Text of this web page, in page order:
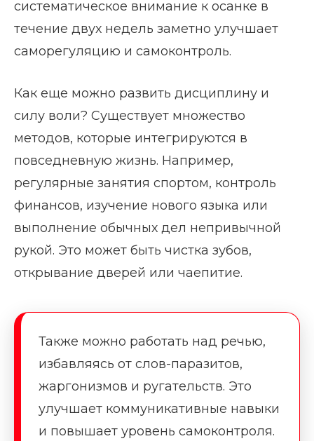
систематическое внимание к осанке в
течение двух недель заметно улучшает
саморегуляцию и самоконтроль.
Как еще можно развить дисциплину и
силу воли? Существует множество
методов, которые интегрируются в
повседневную жизнь. Например,
регулярные занятия спортом, контроль
финансов, изучение нового языка или
выполнение обычных дел непривычной
рукой. Это может быть чистка зубов,
открывание дверей или чаепитие.
Также можно работать над речью,
избавляясь от слов-паразитов,
жаргонизмов и ругательств. Это
улучшает коммуникативные навыки
и повышает уровень самоконтроля.